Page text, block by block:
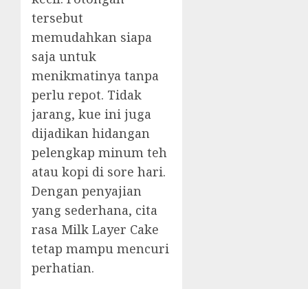
tersebut
memudahkan siapa
saja untuk
menikmatinya tanpa
perlu repot. Tidak
jarang, kue ini juga
dijadikan hidangan
pelengkap minum teh
atau kopi di sore hari.
Dengan penyajian
yang sederhana, cita
rasa Milk Layer Cake
tetap mampu mencuri
perhatian.